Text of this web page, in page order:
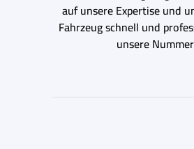
auf unsere Expertise und
Fahrzeug schnell und
unsere